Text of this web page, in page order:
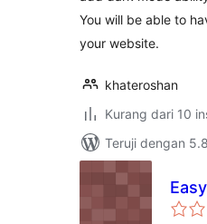
You will be able to
your website.
khateroshan
Kurang dari 10
Teruji dengan